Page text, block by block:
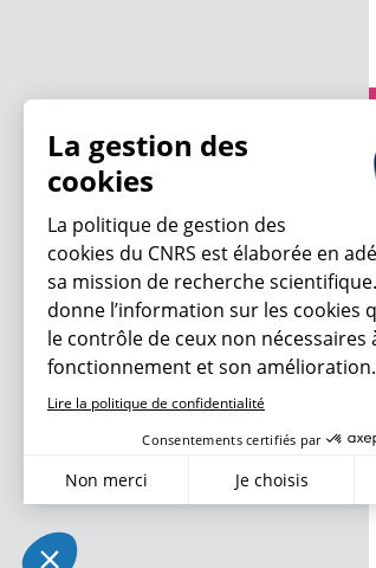
La gestion des
cookies
La politique de gestion des
cookies du CNRS est élaborée en
sa mission de recherche
donne l’information sur les cookies
le contrôle de ceux non nécessaires
fonctionnement et son amélioration.
Lire la politique de confidentialité
Consentements certifiés par
Non merci Je choisis
Plateforme de Gestion du Consentement